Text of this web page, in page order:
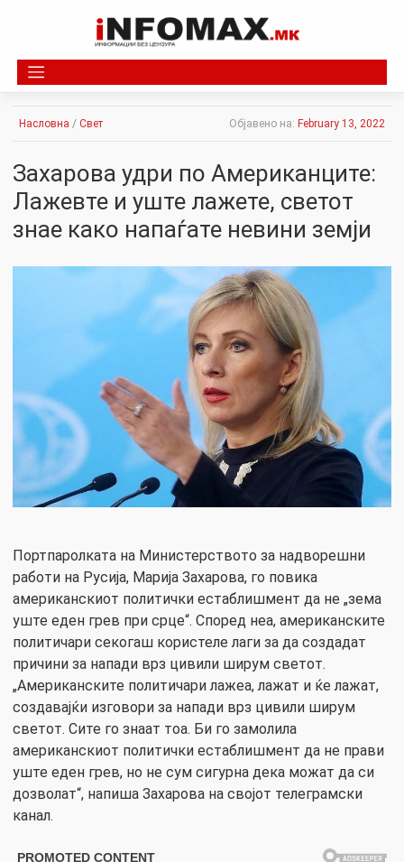
Насловна / Свет Објавено на: February 13, 2022
Захарова удpи по Американците:
Лaжевте и уште лaжете, светот
знае како нaпаѓате невини земји
Портпаролката на Министерството за надворешни
работи на Русија, Марија Захарова, го повика
американскиот политички естаблишмент да не „зема
уште еден грев при срце“. Според неа, американските
политичари секогаш користеле лаги за да создадат
причини за напади врз цивили ширум светот.
„Американските политичари лажеа, лажaт и ќе лажат,
создавајќи изговори за напади врз цивили ширум
светот. Сите го знаат тоа. Би го замолила
американскиот политички естаблишмент да не прави
уште еден грев, но не сум сигурна дека можат да си
дозволат“, напиша Захарова на својот телеграмски
канал.